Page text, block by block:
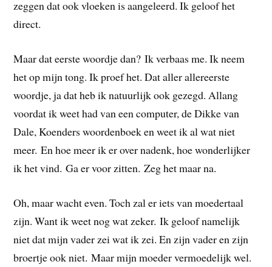
zeggen dat ook vloeken is aangeleerd. Ik geloof het
direct.
Maar dat eerste woordje dan? Ik verbaas me. Ik neem
het op mijn tong. Ik proef het. Dat aller allereerste
woordje, ja dat heb ik natuurlijk ook gezegd. Allang
voordat ik weet had van een computer, de Dikke van
Dale, Koenders woordenboek en weet ik al wat niet
meer. En hoe meer ik er over nadenk, hoe wonderlijker
ik het vind. Ga er voor zitten. Zeg het maar na.
Oh, maar wacht even. Toch zal er iets van moedertaal
zijn. Want ik weet nog wat zeker. Ik geloof namelijk
niet dat mijn vader zei wat ik zei. En zijn vader en zijn
broertje ook niet. Maar mijn moeder vermoedelijk wel.